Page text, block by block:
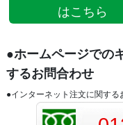
はこちら
●ホームページでの
するお問合わせ
●インターネット注文に関する